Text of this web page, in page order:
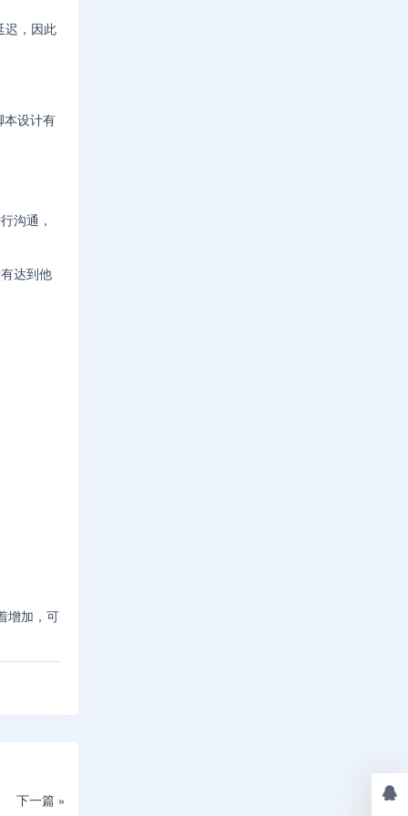
迟，因此
本设计有
沟通，
达到他
增加，可
下一篇 »